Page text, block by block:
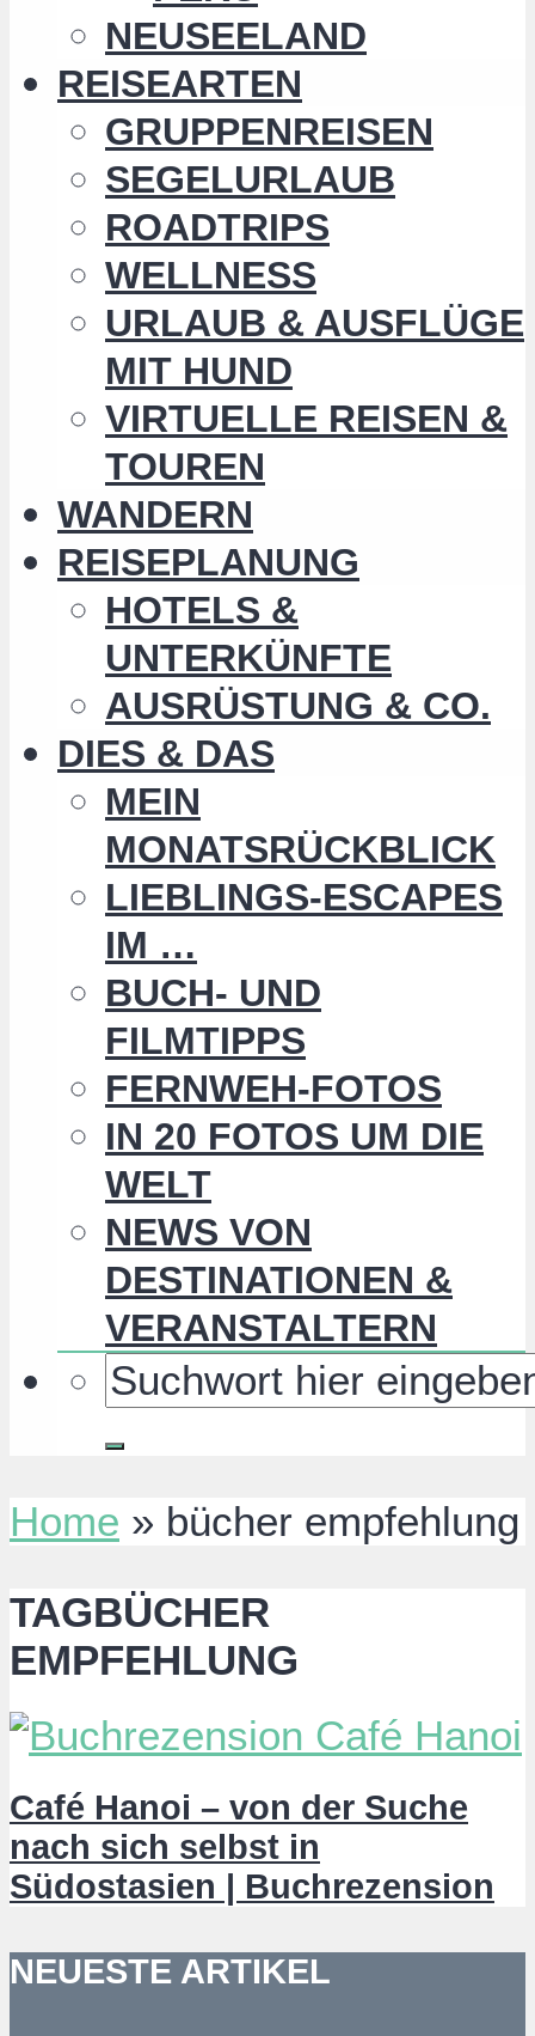
NEUSEELAND
REISEARTEN
GRUPPENREISEN
SEGELURLAUB
ROADTRIPS
WELLNESS
URLAUB & AUSFLÜGE
MIT HUND
VIRTUELLE REISEN &
TOUREN
WANDERN
REISEPLANUNG
HOTELS &
UNTERKÜNFTE
AUSRÜSTUNG & CO.
DIES & DAS
MEIN
MONATSRÜCKBLICK
LIEBLINGS-ESCAPES
IM …
BUCH- UND
FILMTIPPS
FERNWEH-FOTOS
IN 20 FOTOS UM DIE
WELT
NEWS VON
DESTINATIONEN &
VERANSTALTERN
Home » bücher empfehlung
TAGBÜCHER
EMPFEHLUNG
Café Hanoi – von der Suche
nach sich selbst in
Südostasien | Buchrezension
NEUESTE ARTIKEL